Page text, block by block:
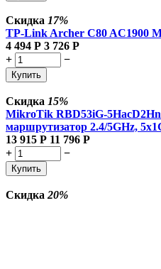
Скидка 17%
TP-Link Archer C80 AC1900
4 494 Р 3 726 Р
+
−
Купить
Скидка 15%
MikroTik RBD53iG-
маршрутизатор 2.4/5GHz,
13 915 Р 11 796 Р
+
−
Купить
Скидка 20%